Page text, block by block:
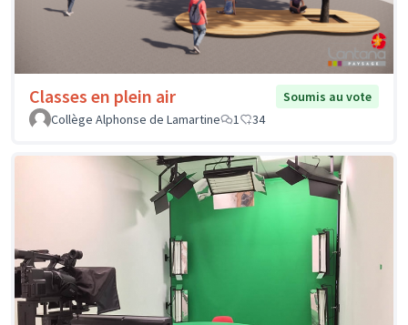
Classes en plein air
Soumis au vote
Collège Alphonse de Lamartine
1 34